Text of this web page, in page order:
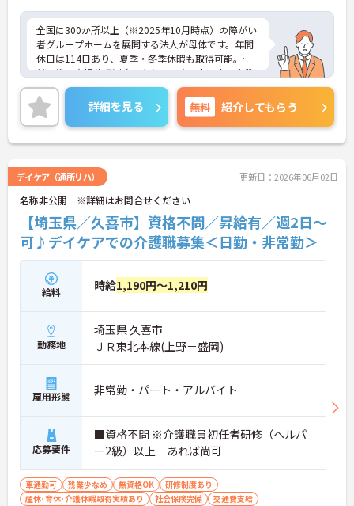
全国に300か所以上（※2025年10月時点）の障がい
者グループホームを展開する法人が母体です。年間
休日は114日あり、夏季・冬季休暇も取得可能。産
前産後・育児休暇制度もあり、子育て中の方も多数
活躍中で、ワークライフバランスを大切にしながら
働ける環境が整っています。研修制度や外部勉強会
の受講支援もあり、スキルアップもしっかりサポー
ト。将来的には管理者やエリアマネージャーへのキ
ャリアアップも目指せます。20代から60代まで幅広
の職場です。介護経験を活かしたい方、福祉の資格
をお持ちの方、安定した法人でキャリアを築きたい
方におすすめです。
★おすすめPOINT★
・生活支援員からスタートし、サービス管理責任者
やエリアマネージャーへと続く明確なステップアッ
プの道筋が用意されています。急成長中の企業であ
るためポストも豊富にあり、専門性を高めながらマ
ネジメント職への挑戦も視野に入れていただけま
・年間休日114日、残業月平均10時間程度という就
業環境に加え、産前産後休暇や育児休暇制度がしっ
かりと整備されています。オンとオフの切り替えを
ただけます。
・グループホーム一棟あたりの入居者様20名定員を
常時2～4名のスタッフで支援、国基準を上回る人員
配置や夜間複数名体制が敷かれているため、業務に
追われることなくご利用者様のペースに合わせたサ
ポートが可能です。施設も専用設計で働きやすく、
ご自身の理想とする福祉を実践できる環境が整って
います。
詳細を見る 無料 紹介してもらう
デイケア（通所リハ） 更新日：2026年06月02日
名称非公開 ※詳細はお問合せください
【埼玉県／久喜市】資格不問／昇給有／週2日～
可♪デイケアでの介護職募集＜日勤・非常勤＞
給料 時給1,190円～1,210円
勤務地
埼玉県 久喜市
ＪＲ東北本線(上野－盛岡)
雇用形態 非常勤・パート・アルバイト
応募要件
■資格不問 ※介護職員初任者研修（ヘルパ
ー2級）以上 あれば尚可
車通勤可 残業少なめ 無資格OK
研修制度あり
産休･育休･介護休暇取得実績あり
社会保険完備 交通費支給